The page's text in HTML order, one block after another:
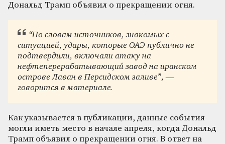
Дональд Трамп объявил о прекращении огня.
“По словам источников, знакомых с
ситуацией, удары, которые ОАЭ публично не
подтвердили, включали атаку на
нефтеперерабатывающий завод на иранском
острове Лаван в Персидском заливе”, —
говорится в материале.
Как указывается в публикации, данные события
могли иметь место в начале апреля, когда Дональд
Трамп объявил о прекращении огня. В ответ на